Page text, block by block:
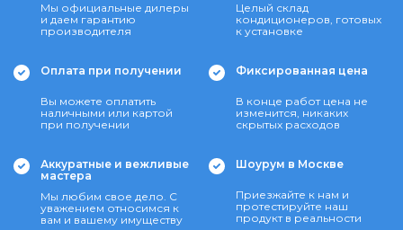
Мы официальные дилеры
и даем гарантию
производителя
Целый склад
кондиционеров, готовых
к установке
Оплата при получении
Вы можете оплатить
наличными или картой
при получении
Фиксированная цена
В конце работ цена не
изменится, никаких
скрытых расходов
Аккуратные и вежливые
мастера
Мы любим свое дело. С
уважением относимся к
вам и вашему имуществу
Шоурум в Москве
Приезжайте к нам и
протестируйте наш
продукт в реальности